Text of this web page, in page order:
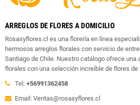
ARREGLOS DE FLORES A DOMICILIO
Rosasyflores.cl es una florería en línea
hermosos arreglos florales con servicio de
Santiago de Chile. Nuestro catálogo ofrece una
florales con una selección increíble de flores de
Tel: +56991362458
Email: Ventas@rosasyflores.cl